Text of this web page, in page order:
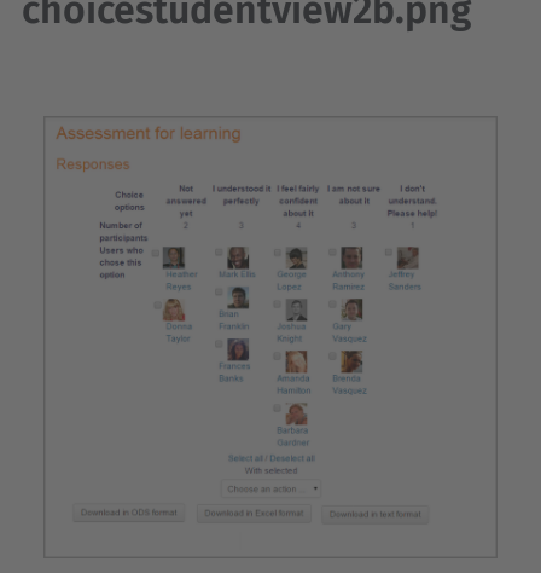
choicestudentview2b.png